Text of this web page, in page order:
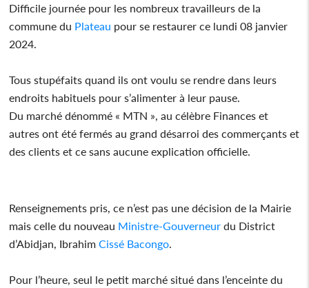
Difficile journée pour les nombreux travailleurs de la
commune du Plateau pour se restaurer ce lundi 08 janvier
2024.
Tous stupéfaits quand ils ont voulu se rendre dans leurs
endroits habituels pour s’alimenter à leur pause.
Du marché dénommé « MTN », au célèbre Finances et
autres ont été fermés au grand désarroi des commerçants et
des clients et ce sans aucune explication officielle.
Renseignements pris, ce n’est pas une décision de la Mairie
mais celle du nouveau Ministre-Gouverneur du District
d’Abidjan, IbrahimCissé Bacongo
Pour l’heure, seul le petit marché situé dans l’enceinte du